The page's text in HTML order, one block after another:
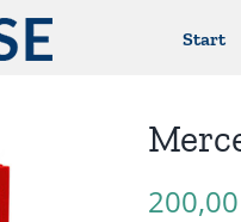
Start
200,00